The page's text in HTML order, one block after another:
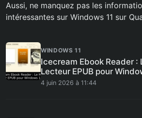
Aussi, ne manquez pas les
intéressantes sur Windows 11 sur
WINDOWS 11
Icecream Ebook Reader :
Lecteur EPUB pour
4 juin 2026 à 11:44